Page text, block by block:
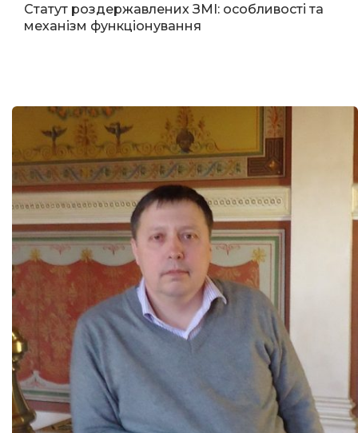
Статут роздержавлених ЗМІ: особливості та
механізм функціонування